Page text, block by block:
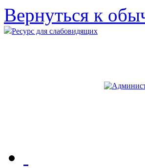
Вернуться к
Ресурс для слабовидящих